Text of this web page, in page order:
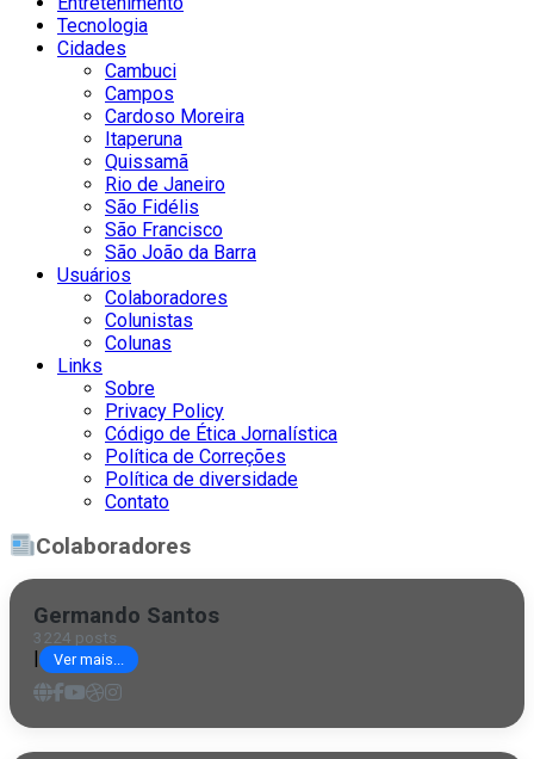
Tecnologia
Cidades
Cambuci
Campos
Cardoso Moreira
Itaperuna
Quissamã
Rio de Janeiro
São Fidélis
São Francisco
São João da Barra
Usuários
Colaboradores
Colunistas
Colunas
Links
Sobre
Privacy Policy
Código de Ética Jornalística
Política de Correções
Política de diversidade
Contato
Colaboradores
Germando Santos
3224 posts
Ver mais...